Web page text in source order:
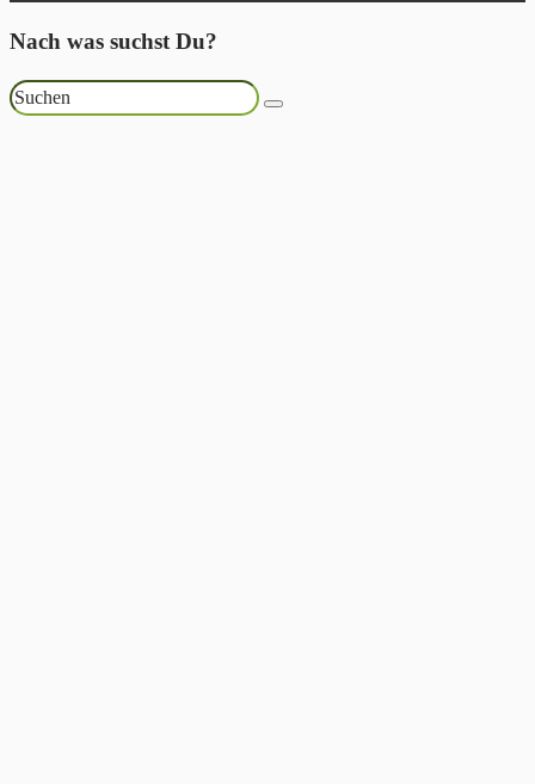
Nach was suchst Du?
Suchen